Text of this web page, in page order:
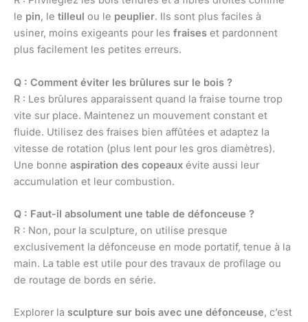
le pin, le tilleul ou le peuplier. Ils sont plus faciles à
usiner, moins exigeants pour les fraises et pardonnent
plus facilement les petites erreurs.
Q : Comment éviter les brûlures sur le bois ?
R : Les brûlures apparaissent quand la fraise tourne trop
vite sur place. Maintenez un mouvement constant et
fluide. Utilisez des fraises bien affûtées et adaptez la
vitesse de rotation (plus lent pour les gros diamètres).
Une bonne aspiration des copeaux évite aussi leur
accumulation et leur combustion.
Q : Faut-il absolument une table de défonceuse ?
R : Non, pour la sculpture, on utilise presque
exclusivement la défonceuse en mode portatif, tenue à la
main. La table est utile pour des travaux de profilage ou
de routage de bords en série.
Explorer la sculpture sur bois avec une défonceuse, c’est